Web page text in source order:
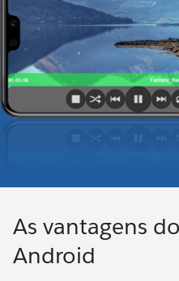
As vantagens
Android